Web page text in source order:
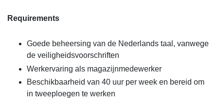
Requirements
Goede beheersing van de Nederlands taal, vanwege
de veiligheidsvoorschriften
Werkervaring als magazijnmedewerker
Beschikbaarheid van 40 uur per week en bereid om
in tweeploegen te werken